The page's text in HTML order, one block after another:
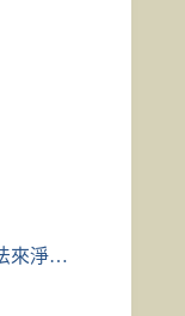
來淨…